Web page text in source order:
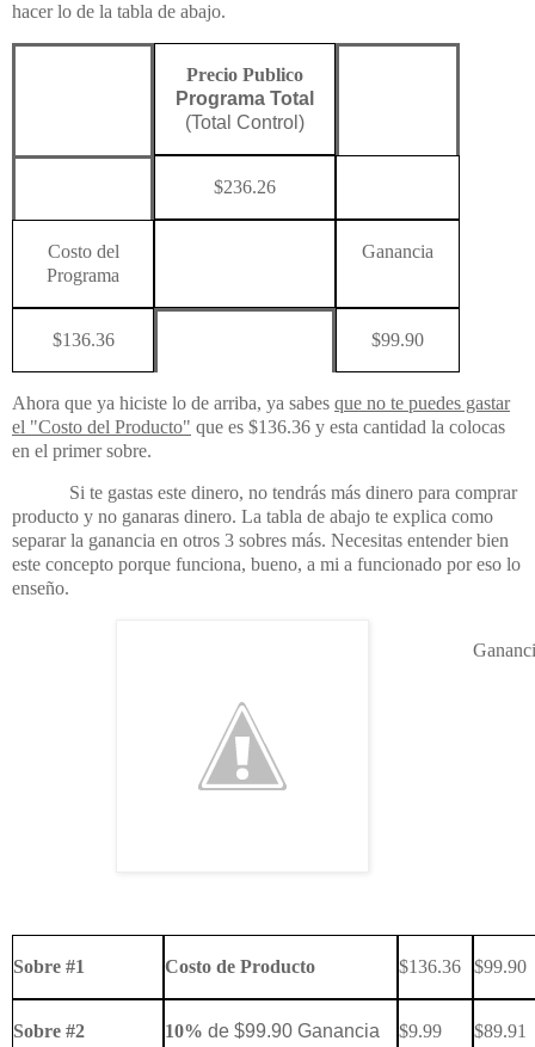
hacer lo de la tabla de abajo.
Precio Publico
Programa Total
(Total Control)
$236.26
Costo del
Programa
Ganancia
$136.36 $99.90
Ahora que ya hiciste lo de arriba, ya sabes que no te puedes gastar
el "Costo del Producto" que es $136.36 y esta cantidad la colocas
en el primer sobre.
Si te gastas este dinero, no tendrás más dinero para comprar
producto y no ganaras dinero. La tabla de abajo te explica como
separar la ganancia en otros 3 sobres más. Necesitas entender bien
este concepto porque funciona, bueno, a mi a funcionado por eso lo
enseño.
Sobre #1 Costo de Producto $136.36 $99.90
Sobre #2 10% de $99.90 Ganancia
$9.99 $89.91